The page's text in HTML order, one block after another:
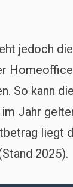
jedoch die
So kann
Jahr
liegt
2025).